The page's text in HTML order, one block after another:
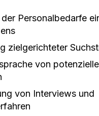
Personalbedarfe
zielgerichteter
von
von Interviews und